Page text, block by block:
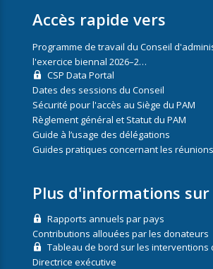
Accès rapide vers
Programme de travail du Conseil
l'exercice biennal 2026–2…
CSP Data Portal
Dates des sessions du Conseil
Sécurité pour l'accès au Siège du PAM
Règlement général et Statut du PAM
Guide à l’usage des délégations
Guides pratiques concernant les
Plus d'informations sur
Rapports annuels par pays
Contributions allouées par les donateurs
Tableau de bord sur les interventions
Directrice exécutive